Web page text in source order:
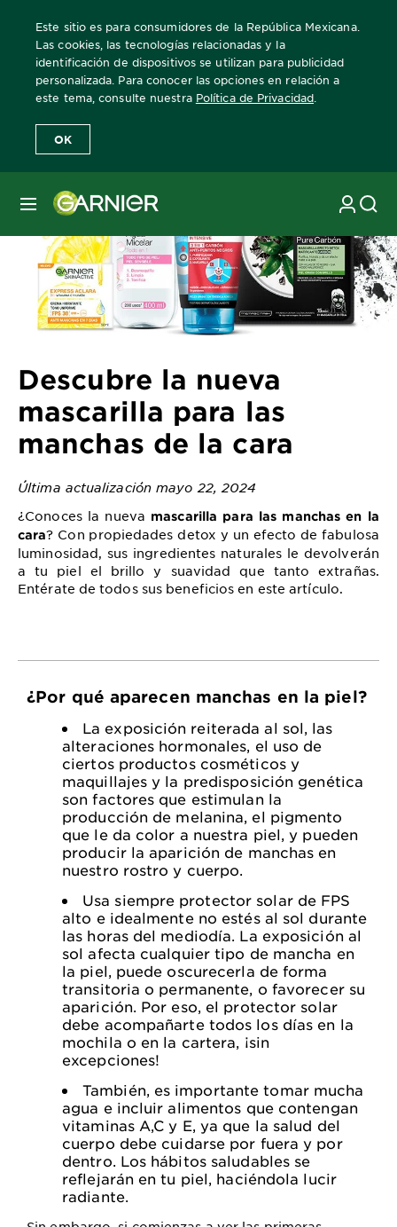
Este sitio es para consumidores de la República Mexicana.
Las cookies, las tecnologías relacionadas y la
identificación de dispositivos se utilizan para publicidad
personalizada. Para conocer las opciones en relación a
este tema, consulte nuestra Política de Privacidad
OK
MENÚ
Home Revista Garnier Consejos sobre el cuidado de la piel
Descubre la nueva
mascarilla para las
manchas de la cara
Última actualización mayo 22, 2024
¿Conoces la nueva mascarilla para las manchas en la
cara? Con propiedades detox y un efecto de fabulosa
luminosidad, sus ingredientes naturales le devolverán
a tu piel el brillo y suavidad que tanto extrañas.
Entérate de todos sus beneficios en este artículo.
¿Por qué aparecen manchas en la piel?
La exposición reiterada al sol, las
alteraciones hormonales, el uso de
ciertos productos cosméticos y
maquillajes y la predisposición genética
son factores que estimulan la
producción de melanina, el pigmento
que le da color a nuestra piel, y pueden
producir la aparición de manchas en
nuestro rostro y cuerpo.
Usa siempre protector solar de FPS
alto e idealmente no estés al sol durante
las horas del mediodía. La exposición al
sol afecta cualquier tipo de mancha en
la piel, puede oscurecerla de forma
transitoria o permanente, o favorecer su
aparición. Por eso, el protector solar
debe acompañarte todos los días en la
mochila o en la cartera, ¡sin
excepciones!
También, es importante tomar mucha
agua e incluir alimentos que contengan
vitaminas A,C y E, ya que la salud del
cuerpo debe cuidarse por fuera y por
dentro. Los hábitos saludables se
reflejarán en tu piel, haciéndola lucir
radiante.